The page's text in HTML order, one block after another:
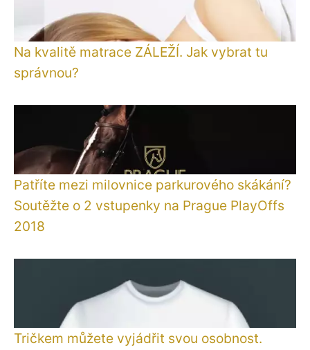
Na kvalitě matrace ZÁLEŽÍ. Jak vybrat tu
správnou?
Patříte mezi milovnice parkurového skákání?
Soutěžte o 2 vstupenky na Prague PlayOffs
2018
Tričkem můžete vyjádřit svou osobnost.